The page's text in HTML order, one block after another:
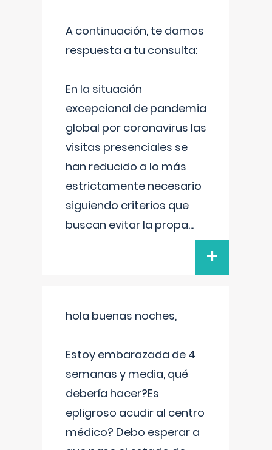
A continuación, te damos
respuesta a tu consulta:
En la situación
excepcional de pandemia
global por coronavirus las
visitas presenciales se
han reducido a lo más
estrictamente necesario
siguiendo criterios que
buscan evitar la propa...
+
hola buenas noches,
Estoy embarazada de 4
semanas y media, qué
debería hacer?Es
epligroso acudir al centro
médico? Debo esperar a